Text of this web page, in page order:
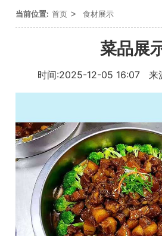
当前位置: 首页 > 食材展示
菜品展
时间:2025-12-05 16:07 来